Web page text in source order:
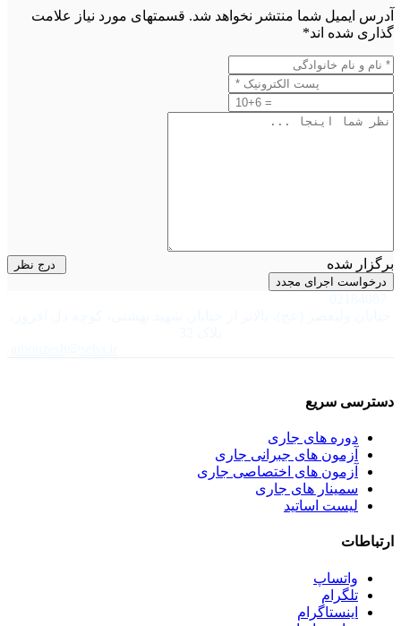
آدرس ایمیل شما منتشر نخواهد شد. قسمتهای مورد نیاز علامت
گذاری شده اند*
درج نظر برگزار شده
درخواست اجرای مجدد
دسترسی سریع
دوره های جاری
آزمون های جبرانی جاری
آزمون های اختصاصی جاری
سمینار های جاری
لیست اساتید
ارتباطات
واتساپ
تلگرام
اینستاگرام